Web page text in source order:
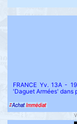
FRANCE Yv. 13A -
'Daguet Armées' dans